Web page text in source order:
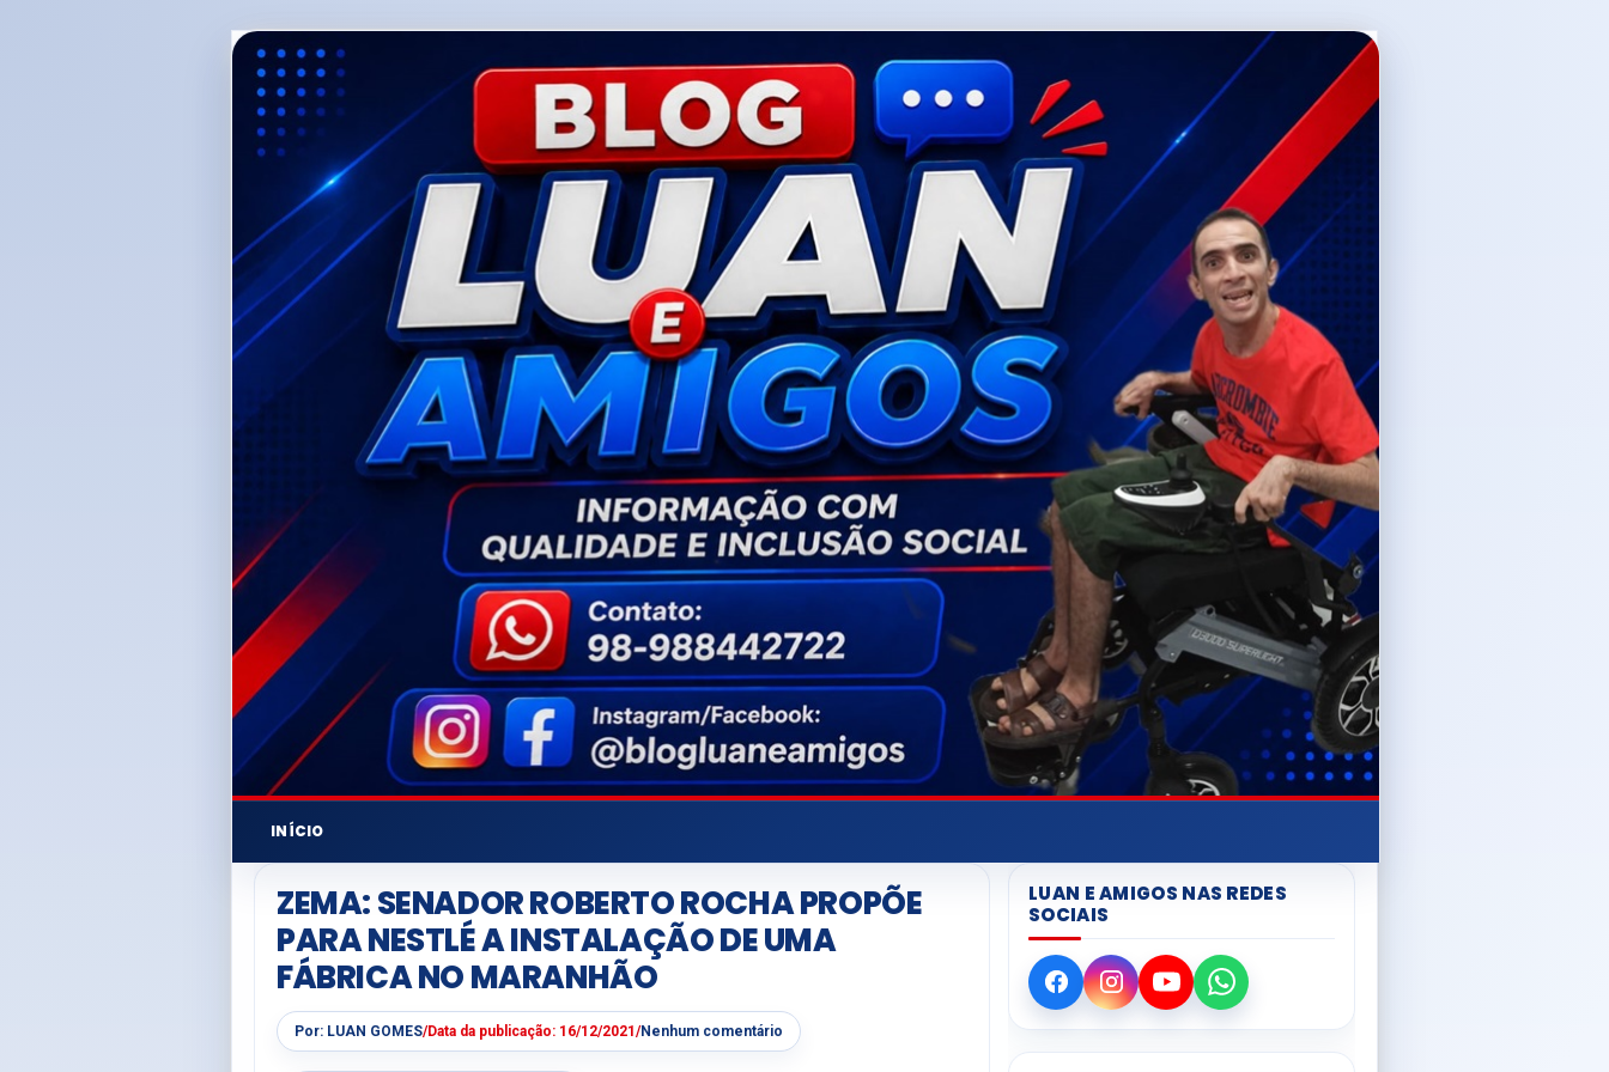
INÍCIO
ZEMA: SENADOR ROBERTO ROCHA PROPÕE
PARA NESTLÉ A INSTALAÇÃO DE UMA
FÁBRICA NO MARANHÃO
Por: LUAN GOMES/Data da publicação: 16/12/2021/Nenhum comentário
LUAN E AMIGOS NAS REDES
SOCIAIS